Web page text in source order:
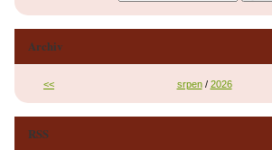
Archiv
<< srpen/ 2026
RSS